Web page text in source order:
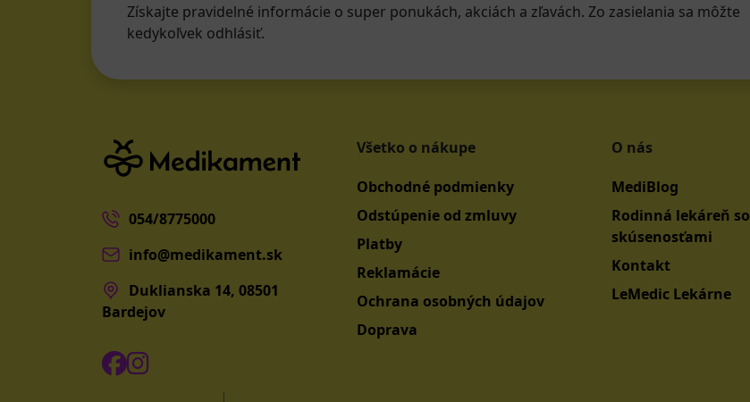
Získajte pravidelné informácie o super ponukách, akciách a zľavách. Zo zasielania sa môžte
kedykoľvek odhlásiť.
054/8775000
info@medikament.sk
Duklianska 14, 08501
Bardejov
Všetko o nákupe
Obchodné podmienky
Odstúpenie od zmluvy
Platby
Reklamácie
Ochrana osobných údajov
Doprava
O nás
MediBlog
Rodinná lekáreň so
skúsenosťami
Kontakt
LeMedic Lekárne